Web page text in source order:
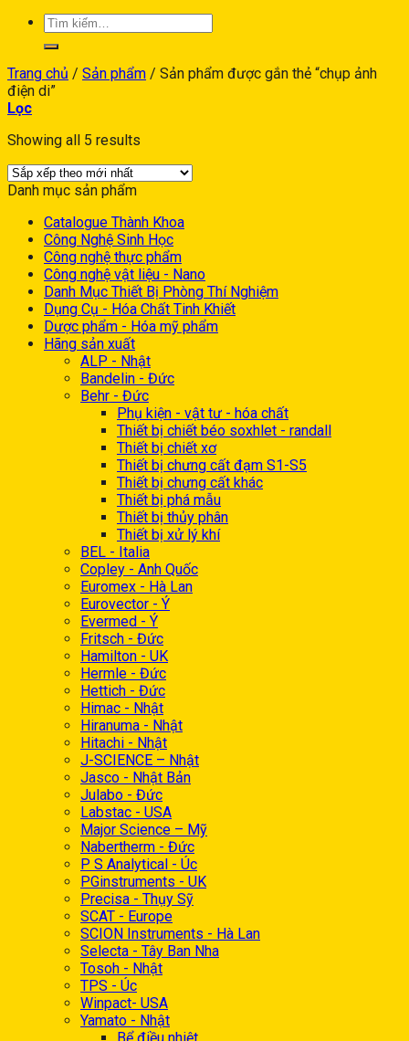
Trang chủ / Sản phẩm / Sản phẩm được gắn thẻ “chụp ảnh
điện di”
Lọc
Showing all 5 results
Danh mục sản phẩm
Catalogue Thành Khoa
Công Nghệ Sinh Học
Công nghệ thực phẩm
Công nghệ vật liệu - Nano
Danh Mục Thiết Bị Phòng Thí Nghiệm
Dụng Cụ - Hóa Chất Tinh Khiết
Dược phẩm - Hóa mỹ phẩm
Hãng sản xuất
ALP - Nhật
Bandelin - Đức
Behr - Đức
Phụ kiện - vật tư - hóa chất
Thiết bị chiết béo soxhlet - randall
Thiết bị chiết xơ
Thiết bị chưng cất đạm S1-S5
Thiết bị chưng cất khác
Thiết bị phá mẫu
Thiết bị thủy phân
Thiết bị xử lý khí
BEL - Italia
Copley - Anh Quốc
Euromex - Hà Lan
Eurovector - Ý
Evermed - Ý
Fritsch - Đức
Hamilton - UK
Hermle - Đức
Hettich - Đức
Himac - Nhật
Hiranuma - Nhật
Hitachi - Nhật
J-SCIENCE – Nhật
Jasco - Nhật Bản
Julabo - Đức
Labstac - USA
Major Science – Mỹ
Nabertherm - Đức
P S Analytical - Úc
PGinstruments - UK
Precisa - Thụy Sỹ
SCAT - Europe
SCION Instruments - Hà Lan
Selecta - Tây Ban Nha
Tosoh - Nhật
TPS - Úc
Winpact- USA
Yamato - Nhật